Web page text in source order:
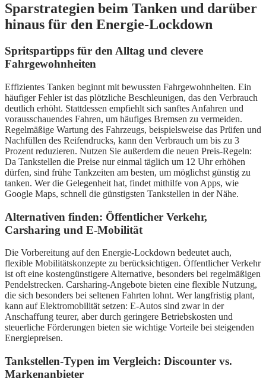
Sparstrategien beim Tanken und darüber
hinaus für den Energie-Lockdown
Spritspartipps für den Alltag und clevere
Fahrgewohnheiten
Effizientes Tanken beginnt mit bewussten Fahrgewohnheiten. Ein
häufiger Fehler ist das plötzliche Beschleunigen, das den Verbrauch
deutlich erhöht. Stattdessen empfiehlt sich sanftes Anfahren und
vorausschauendes Fahren, um häufiges Bremsen zu vermeiden.
Regelmäßige Wartung des Fahrzeugs, beispielsweise das Prüfen und
Nachfüllen des Reifendrucks, kann den Verbrauch um bis zu 3
Prozent reduzieren. Nutzen Sie außerdem die neuen Preis-Regeln:
Da Tankstellen die Preise nur einmal täglich um 12 Uhr erhöhen
dürfen, sind frühe Tankzeiten am besten, um möglichst günstig zu
tanken. Wer die Gelegenheit hat, findet mithilfe von Apps, wie
Google Maps, schnell die günstigsten Tankstellen in der Nähe.
Alternativen finden: Öffentlicher Verkehr,
Carsharing und E-Mobilität
Die Vorbereitung auf den Energie-Lockdown bedeutet auch,
flexible Mobilitätskonzepte zu berücksichtigen. Öffentlicher Verkehr
ist oft eine kostengünstigere Alternative, besonders bei regelmäßigen
Pendelstrecken. Carsharing-Angebote bieten eine flexible Nutzung,
die sich besonders bei seltenen Fahrten lohnt. Wer langfristig plant,
kann auf Elektromobilität setzen: E-Autos sind zwar in der
Anschaffung teurer, aber durch geringere Betriebskosten und
steuerliche Förderungen bieten sie wichtige Vorteile bei steigenden
Energiepreisen.
Tankstellen-Typen im Vergleich: Discounter vs.
Markenanbieter